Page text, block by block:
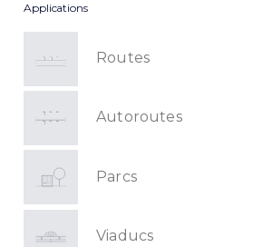
Applications
Routes
Autoroutes
Parcs
Viaducs